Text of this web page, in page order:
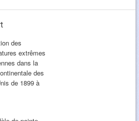
des
extrêmes
dans la
des
de 1899 à